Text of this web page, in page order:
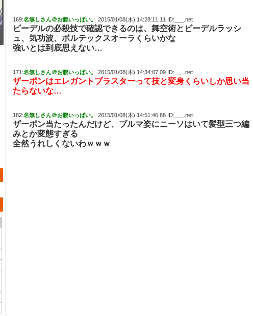
169:名無しさん＠お腹いっぱい。 2015/01/08(木) 14:28:11.11 ID:___.net
ビーデルの必殺技で確認できるのは、舞空術とビーデルラッシ
ュ、気功波、ボルテックスオーラくらいかな
強いとは到底思えない…
171:名無しさん＠お腹いっぱい。 2015/01/08(木) 14:34:07.09 ID:___.net
ザーボンはエレガントブラスターって技と変身くらいしか思い当
たらないな…
182:名無しさん＠お腹いっぱい。 2015/01/08(木) 14:51:46.88 ID:___.net
ザーボン当たったんだけど、ブルマ姿にニーソはいて髪型三つ編
みとか変態すぎる
全然うれしくないわｗｗｗ